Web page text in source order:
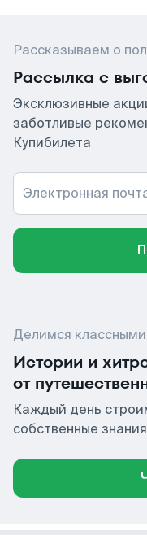
Рассказываем о
Рассылка с
Эксклюзивные
заботливые
Купибилета
Электронная
Делимся
Истории и
от
Каждый день
собственные